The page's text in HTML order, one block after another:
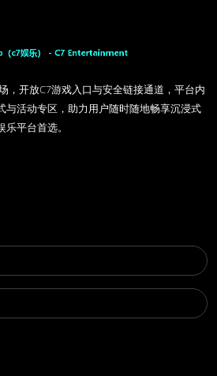
，开放C7游戏入口与安全链接通道，平台内
与活动专区，助力用户随时随地畅享沉浸式
平台首选。